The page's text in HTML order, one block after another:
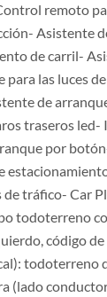
remoto
Asistente
de carril-
las luces
de
traseros led-
por
de tráfico- Car
todoterreno
código
todoterreno
(lado